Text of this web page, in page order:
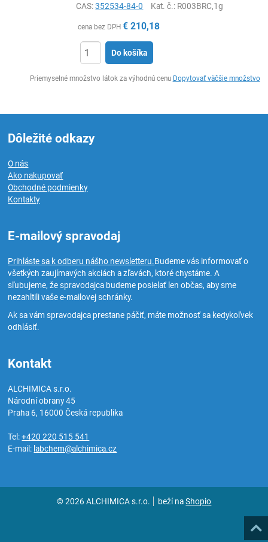
CAS:352534-84-0 Kat. č.: R003BRC,1g
cena bez DPH € 210,18
Do košíka
Priemyselné množstvo látok za výhodnú cenu Dopytovať väčšie množstvo
Dôležité odkazy
O nás
Ako nakupovať
Obchodné podmienky
Kontakty
E-mailový spravodaj
Prihláste sa k odberu nášho newsletteru.Budeme vás informovať o
všetkých zaujímavých akciách a zľavách, ktoré chystáme. A
sľubujeme, že spravodajca budeme posielať len občas, aby sme
nezahltili vaše e-mailovej schránky.
Ak sa vám spravodajca prestane páčiť, máte možnosť sa kedykoľvek
odhlásiť.
Kontakt
ALCHIMICA s.r.o.
Národní obrany 45
Praha 6, 16000Česká republika
Tel:+420 220 515 541
E-mail: labchem@alchimica.cz
© 2026 ALCHIMICA s.r.o. beží naShopio
Hore